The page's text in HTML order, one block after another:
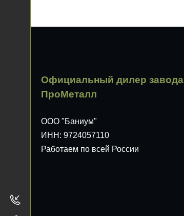
Официальный дилер завода
ПроМеталл
ООО "Баниум"
ИНН: 9724057110
Работаем по всей России